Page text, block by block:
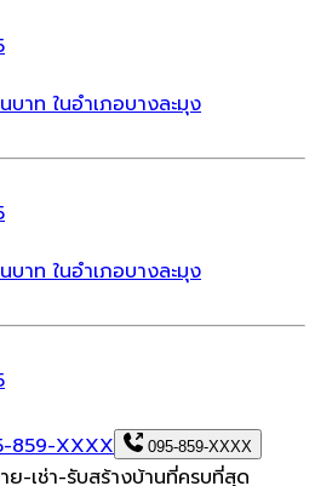
าท ในอำเภอบางละมุง
าท ในอำเภอบางละมุง
859-XXXX 095-859-XXXX
ย-เช่า-รับสร้างบ้านที่ครบที่สุด